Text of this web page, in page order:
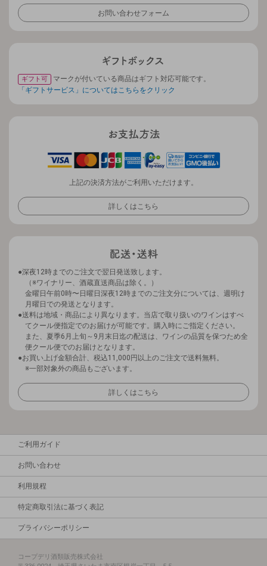
お問い合わせフォーム
ギフト可
マークが付いている商品はギフト対応可能です。
「ギフトサービス」についてはこちらをクリック
上記の決済方法がご利用いただけます。
詳しくはこちら
深夜12時までのご注文で翌日発送致します。
（※ワイナリー、酒蔵直送商品は除く。）
金曜日午前0時〜日曜日深夜12時までのご注文分については、週明け
月曜日での発送となります。
送料は地域・商品により異なります。当店で取り扱いのワインはすべ
てクール便指定でのお届けが可能です。購入時にご指定ください。
また、夏季6月上旬～9月末日迄の配送は、ワインの品質を保つため全
便クール便でのお届けとなります。
お買い上げ金額合計、税込11,000円以上のご注文で送料無料。
※一部対象外の商品もございます。
詳しくはこちら
ご利用ガイド
お問い合わせ
利用規程
特定商取引法に基づく表記
プライバシーポリシー
コープデリ酒類販売株式会社